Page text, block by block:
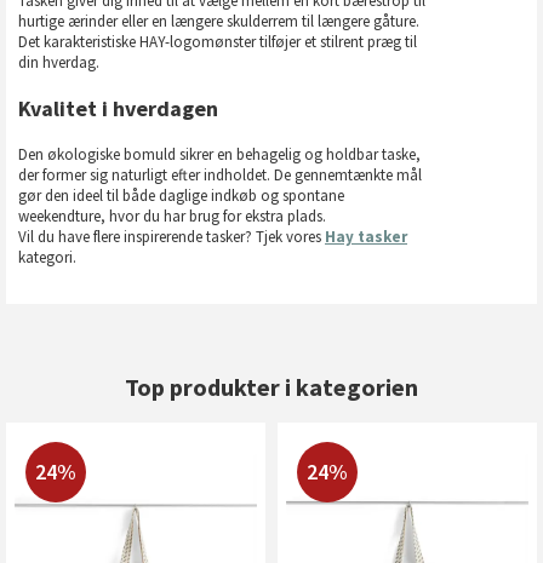
hurtige ærinder eller en længere skulderrem til længere gåture.
Det karakteristiske HAY-logomønster tilføjer et stilrent præg til
din hverdag.
Kvalitet i hverdagen
Den økologiske bomuld sikrer en behagelig og holdbar taske,
der former sig naturligt efter indholdet. De gennemtænkte mål
gør den ideel til både daglige indkøb og spontane
weekendture, hvor du har brug for ekstra plads.
Vil du have flere inspirerende tasker? Tjek vores Hay tasker
kategori.
Top produkter i kategorien
24% 24%